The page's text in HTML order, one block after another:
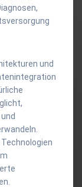
und